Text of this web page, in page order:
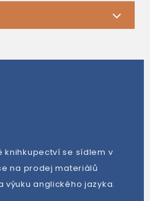
knihkupectví se sídlem v
na prodej materiálů
výuku anglického jazyka.